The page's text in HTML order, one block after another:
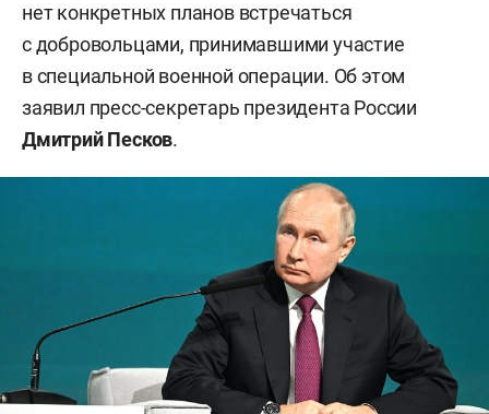
нет конкретных планов встречаться
с добровольцами, принимавшими участие
в специальной военной операции. Об этом
заявил пресс-секретарь президента России
Дмитрий Песков.